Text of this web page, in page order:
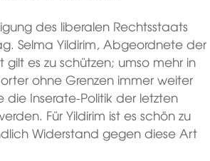
des liberalen Rechtsstaats
Selma Yildirim, Abgeordnete der
es zu schützen; umso mehr in
ohne Grenzen immer weiter
Inserate-Politik der letzten
Für Yildirim ist es schön zu
Widerstand gegen diese Art